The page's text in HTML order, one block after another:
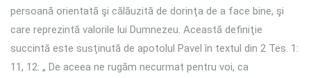
persoană orientată şi călăuzită de dorinţa de a face bine, şi
care reprezintă valorile lui Dumnezeu. Această definiţie
succintă este susţinută de apotolul Pavel în textul din 2 Tes. 1:
11, 12: „ De aceea ne rugăm necurmat pentru voi, ca